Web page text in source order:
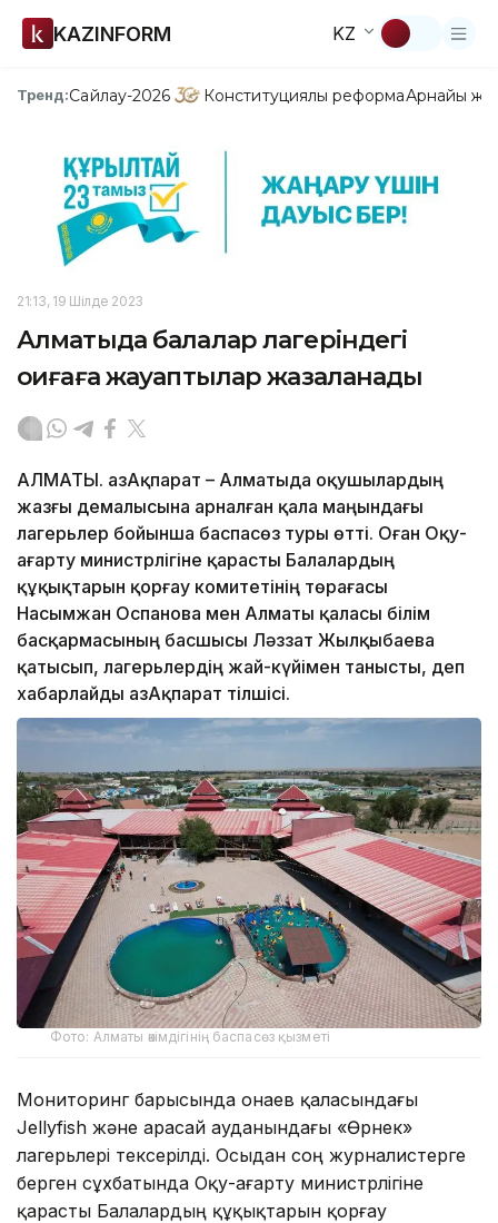
KAZINFORM KZ
Тренд:Сайлау-2026 Конституциялық реформаАрнайы
21:13, 19 Шілде 2023
Алматыда балалар лагеріндегі
оқиғаға жауаптылар жазаланады
АЛМАТЫ. ҚазАқпарат – Алматыда оқушылардың
жазғы демалысына арналған қала маңындағы
лагерьлер бойынша баспасөз туры өтті. Оған Оқу-
ағарту министрлігіне қарасты Балалардың
құқықтарын қорғау комитетінің төрағасы
Насымжан Оспанова мен Алматы қаласы білім
басқармасының басшысы Ләззат Жылқыбаева
қатысып, лагерьлердің жай-күйімен танысты, деп
хабарлайды ҚазАқпарат тілшісі.
Фото: Алматы әкімдігінің баспасөз қызметі
Мониторинг барысында Қонаев қаласындағы
Jellyfish және Қарасай ауданындағы «Өрнек»
лагерьлері тексерілді. Осыдан соң журналистерге
берген сұхбатында Оқу-ағарту министрлігіне
қарасты Балалардың құқықтарын қорғау